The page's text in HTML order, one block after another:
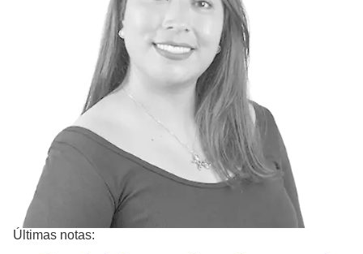
Últimas notas: